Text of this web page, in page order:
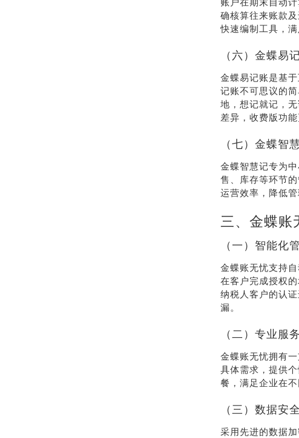
确核算往来账款
快速编制工具，满
（六）金蝶易
金蝶易记账是基
记账不可思议的
地，想记就记，
差异，收费版功能
（七）金蝶智
金蝶智慧记专为
售、库存等环节
运营效率，降低管
三、金蝶账
（一）智能化
金蝶账无忧支持
在客户完成授权
纳税人客户的认
漏。
（二）专业服务
金蝶账无忧拥有
具体需求，提供
餐，满足企业在
（三）数据安全
采用先进的数据